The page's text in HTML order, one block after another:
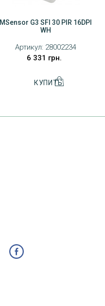
MSensor G3 SFI 30 PIR 16DPI
WH
Артикул: 28002234
6 331 грн.
ДОСТАВКА
ПОВЕРНЕННЯ ТОВАРУ